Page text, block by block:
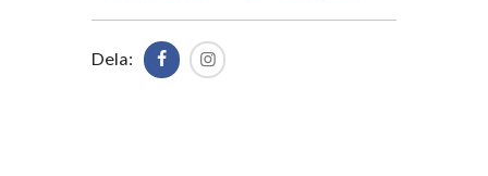
Dela: